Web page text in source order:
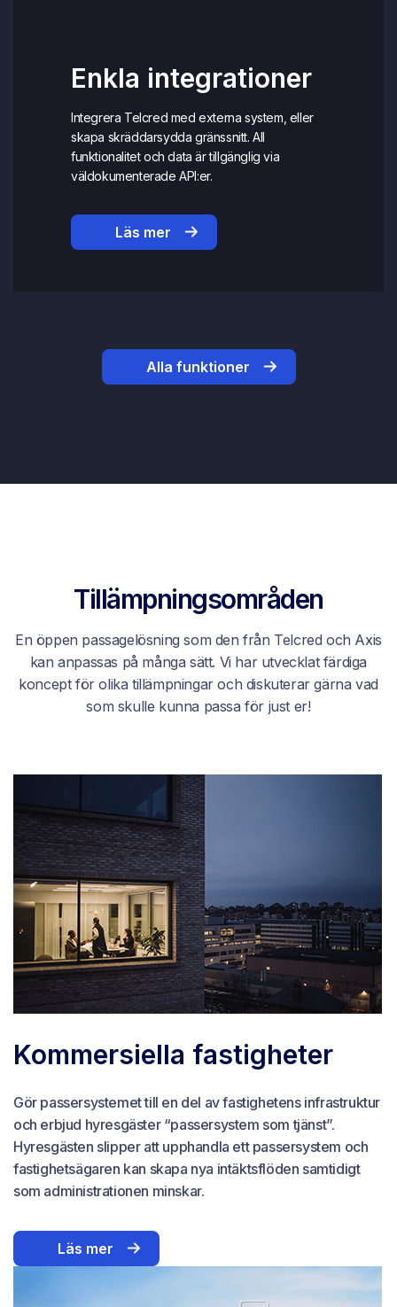
Enkla integrationer
Integrera Telcred med externa system, eller
skapa skräddarsydda gränssnitt. All
funktionalitet och data är tillgänglig via
väldokumenterade API:er.
Läs mer
Alla funktioner
Tillämpningsområden
En öppen passagelösning som den från Telcred och Axis
kan anpassas på många sätt. Vi har utvecklat färdiga
koncept för olika tillämpningar och diskuterar gärna vad
som skulle kunna passa för just er!
Kommersiella fastigheter
Gör passersystemet till en del av fastighetens infrastruktur
och erbjud hyresgäster “passersystem som tjänst”.
Hyresgästen slipper att upphandla ett passersystem och
fastighetsägaren kan skapa nya intäktsflöden samtidigt
som administrationen minskar.
Läs mer